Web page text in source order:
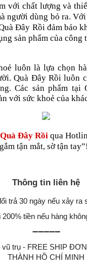
với chất lượng và
người dùng bỏ ra.
Đây Rồi đảm bảo
sản phẩm của công
luôn là lựa chọn
Quà Đây Rồi luôn
Các sản phẩm tại
với sức khoẻ của
Quà Đây Rồi qua
tận mắt, sờ tận tay”!
Thông tin liên hệ
trả 30 ngày nếu xảy ra
200% tiền nếu hàng
➖➖➖➖➖
vũ trụ - FREE SHIP
THÀNH HỒ CHÍ MINH